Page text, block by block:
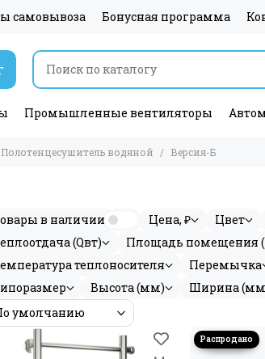
самовывоза Бонусная программа
Промышленные вентиляторы
Полотенцесушитель водяной Версия-Б
в наличии Цена, ₽ Цвет
(Qвт)
Площадь помещения
теплоносителя
Перемычка
Высота (мм) Ширина